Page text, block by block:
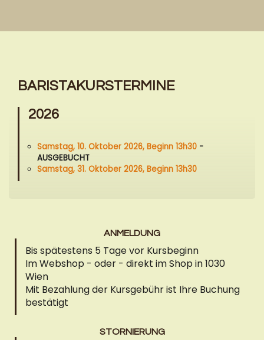
BARISTAKURSTERMINE
2026
Samstag, 10. Oktober 2026, Beginn 13h30 -
AUSGEBUCHT
Samstag, 31. Oktober 2026, Beginn 13h30
ANMELDUNG
Bis spätestens 5 Tage vor Kursbeginn
Im Webshop - oder - direkt im Shop in 1030
Wien
Mit Bezahlung der Kursgebühr ist Ihre Buchung
bestätigt
STORNIERUNG